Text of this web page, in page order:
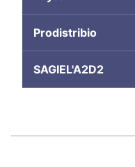
Prodistribio
SAGIEL'A2D2